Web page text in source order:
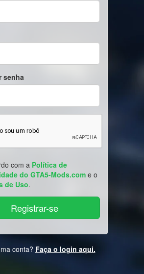
senha
com a Política de
do GTA5-Mods.com e o
de Uso.
conta? Faça o login aqui.